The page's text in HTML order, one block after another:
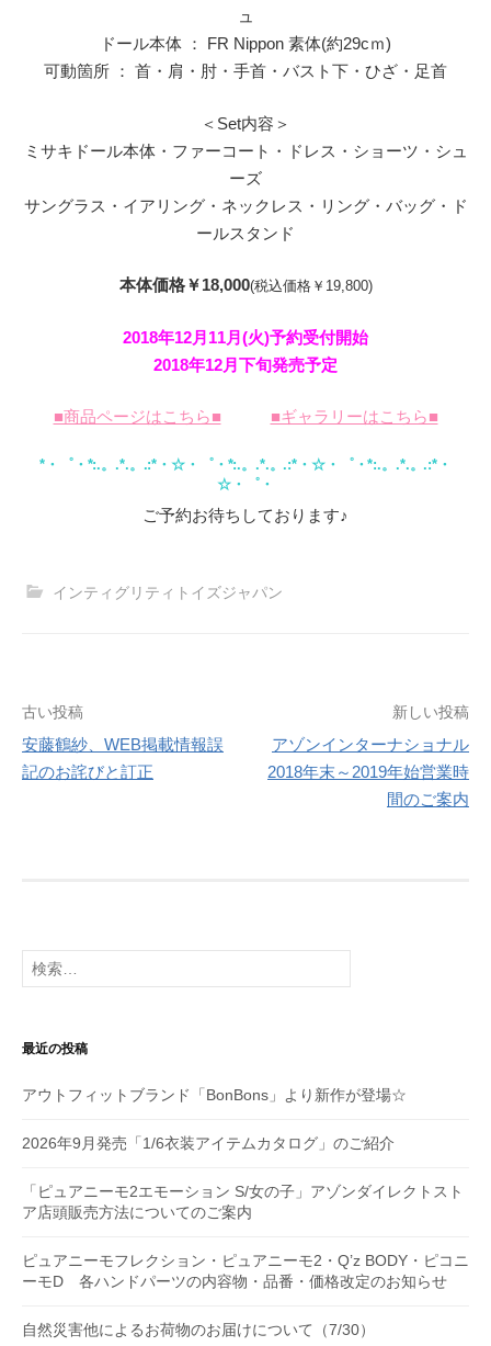
ュ
ドール本体 ： FR Nippon 素体(約29cｍ)
可動箇所 ： 首・肩・肘・手首・バスト下・ひざ・足首
＜Set内容＞
ミサキドール本体・ファーコート・ドレス・ショーツ・シュ
ーズ
サングラス・イアリング・ネックレス・リング・バッグ・ド
ールスタンド
本体価格￥18,000(税込価格￥19,800)
2018年12月11月(火)予約受付開始
2018年12月下旬発売予定
■商品ページはこちら■ ■ギャラリーはこちら■
*・゜・*:.。.*.。.:*・☆・゜・*:.。.*.。.:*・☆・゜・*:.。.*.。.:*・
☆・゜・
ご予約お待ちしております♪
インティグリティトイズジャパン
投
稿
シ
ョ
ン
古い投稿
安藤鶴紗、WEB掲載情報誤
記のお詫びと訂正
新しい投稿
アゾンインターナショナル
2018年末～2019年始営業時
間のご案内
検
索:
最近の投稿
アウトフィットブランド「BonBons」より新作が登場☆
2026年9月発売「1/6衣装アイテムカタログ」のご紹介
「ピュアニーモ2エモーション S/女の子」アゾンダイレクトスト
ア店頭販売方法についてのご案内
ピュアニーモフレクション・ピュアニーモ2・Q’z BODY・ピコニ
ーモD 各ハンドパーツの内容物・品番・価格改定のお知らせ
自然災害他によるお荷物のお届けについて（7/30）